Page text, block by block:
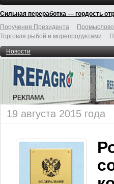
Сильная переработка — гордость
Поручения Президента
Торговля рыбой и морепродуктами
Новости
19 августа 2015 года